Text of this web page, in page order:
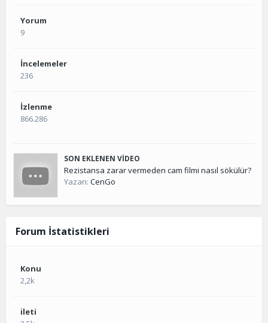
Yorum
9
İncelemeler
236
İzlenme
866.286
SON EKLENEN VIDEO
Rezistansa zarar vermeden cam filmi nasıl sökülür?
Yazan: CenGo
Forum İstatistikleri
Konu
2,2k
ileti